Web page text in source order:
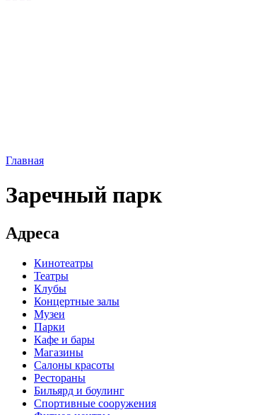
Главная
Заречный парк
Адреса
Кинотеатры
Театры
Клубы
Концертные залы
Музеи
Парки
Кафе и бары
Магазины
Салоны красоты
Рестораны
Бильярд и боулинг
Спортивные сооружения